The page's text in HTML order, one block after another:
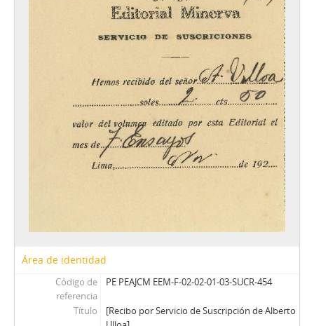
Área de identidad
Código de
referencia
PE PEAJCM EEM-F-02-02-01-03-SUCR-454
Título
[Recibo por Servicio de Suscripción de Alberto